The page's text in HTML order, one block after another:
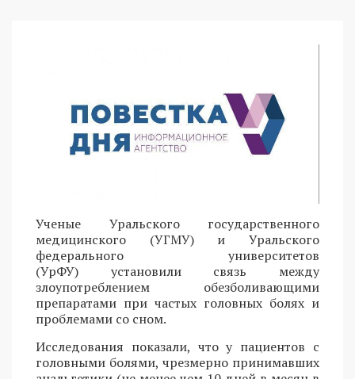
Ученые Уральского государственного
медицинского (УГМУ) и Уральского
федерального университетов
(УрФУ) установили связь между
злоупотреблением обезболивающими
препаратами при частых головных болях и
проблемами со сном.
Исследования показали, что у пациентов с
головными болями, чрезмерно принимавших